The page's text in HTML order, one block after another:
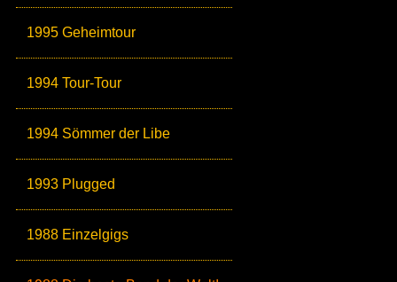
1995 Geheimtour
1994 Tour-Tour
1994 Sömmer der Libe
1993 Plugged
1988 Einzelgigs